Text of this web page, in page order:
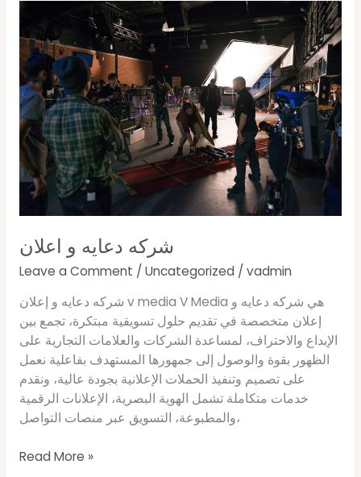
شركه دعايه و اعلان
Leave a Comment / Uncategorized / vadmin
شركه دعايه و إعلان v media V Media هي شركه دعايه و
إعلان متخصصة في تقديم حلول تسويقية مبتكرة، تجمع بين
الإبداع والاحتراف، لمساعدة الشركات والعلامات التجارية على
الظهور بقوة والوصول إلى جمهورها المستهدف بفاعلية نعمل
على تصميم وتنفيذ الحملات الإعلانية بجودة عالية، ونقدم
خدمات متكاملة تشمل الهوية البصرية، الإعلانات الرقمية
والمطبوعة، التسويق عبر منصات التواصل،
شركه
دعايه
و
اعلان
Read More »